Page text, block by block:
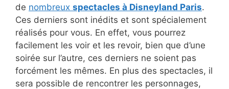
de nombreux spectacles à Disneyland Paris.
Ces derniers sont inédits et sont spécialement
réalisés pour vous. En effet, vous pourrez
facilement les voir et les revoir, bien que d’une
soirée sur l’autre, ces derniers ne soient pas
forcément les mêmes. En plus des spectacles, il
sera possible de rencontrer les personnages,